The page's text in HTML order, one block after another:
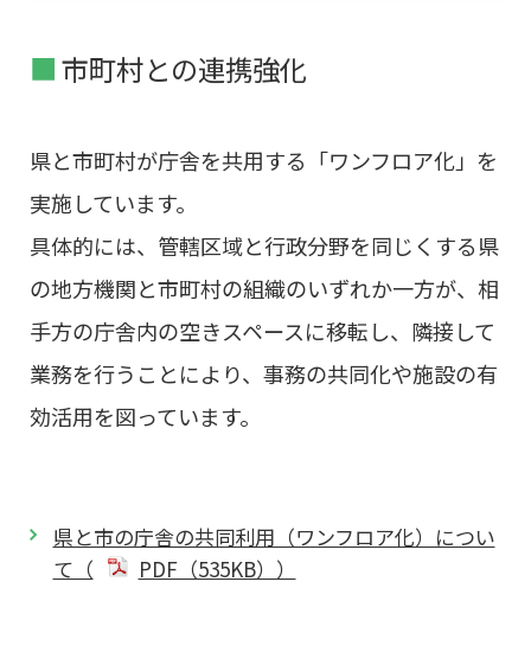
市町村との連携強化
県と市町村が庁舎を共用する「ワンフロア化」を
実施しています。
具体的には、管轄区域と行政分野を同じくする県
の地方機関と市町村の組織のいずれか一方が、相
手方の庁舎内の空きスペースに移転し、隣接して
業務を行うことにより、事務の共同化や施設の有
効活用を図っています。
県と市の庁舎の共同利用（ワンフロア化）につい
て（
PDF（535KB））